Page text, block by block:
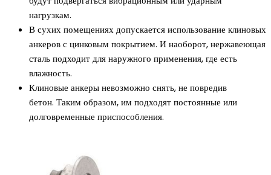
нагрузкам.
В сухих помещениях допускается использование клиновых
анкеров с цинковым покрытием. И наоборот, нержавеющая
сталь подходит для наружного применения, где есть
влажность.
Клиновые анкеры невозможно снять, не повредив
бетон. Таким образом, им подходят постоянные или
долговременные приспособления.